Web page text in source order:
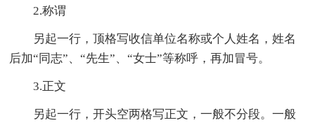
2.称谓
另起一行，顶格写收信单位名称或个人姓名，姓名
后加“同志”、“先生”、“女士”等称呼，再加冒号。
3.正文
另起一行，开头空两格写正文，一般不分段。一般